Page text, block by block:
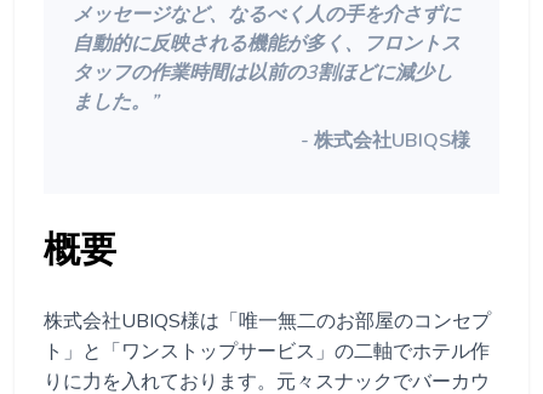
メッセージなど、なるべく人の手を介さずに
自動的に反映される機能が多く、フロントス
タッフの作業時間は以前の3割ほどに減少し
ました。”
- 株式会社UBIQS様
概要
株式会社UBIQS様は「唯一無二のお部屋のコンセプ
ト」と「ワンストップサービス」の二軸でホテル作
りに力を入れております。元々スナックでバーカウ